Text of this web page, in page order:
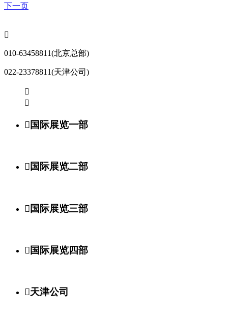
下一页

010-63458811(北京总部)
022-23378811(天津公司)


国际展览一部
国际展览二部
国际展览三部
国际展览四部
天津公司